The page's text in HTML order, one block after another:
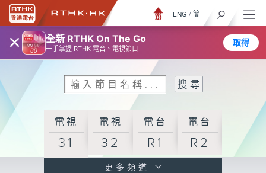
× 全新 RTHK On The Go
一手掌握 RTHK 電台、電視節目
取得
ENG / 簡
電視
31
電視
32
電台
R1
電台
R2
更多頻道